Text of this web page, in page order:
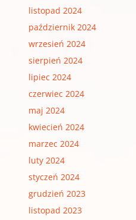
listopad 2024
październik 2024
wrzesień 2024
sierpień 2024
lipiec 2024
czerwiec 2024
maj 2024
kwiecień 2024
marzec 2024
luty 2024
styczeń 2024
grudzień 2023
listopad 2023